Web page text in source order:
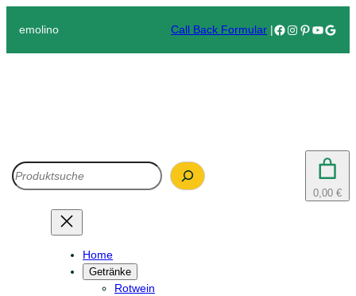
emolino Call Back Formular |Facebook
Instagram
Pinterest
Search
0,00 €
Home
Getränke
Rotwein